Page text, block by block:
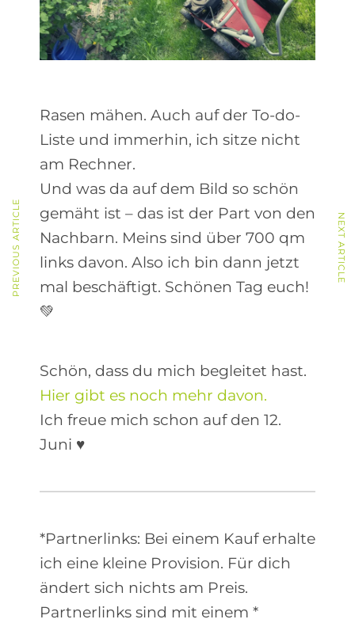
Rasen mähen. Auch auf der To-do-
Liste und immerhin, ich sitze nicht
am Rechner.
Und was da auf dem Bild so schön
gemäht ist – das ist der Part von den
Nachbarn. Meins sind über 700 qm
links davon. Also ich bin dann jetzt
mal beschäftigt. Schönen Tag euch!
💚
Schön, dass du mich begleitet hast.
Hier gibt es noch mehr davon.
Ich freue mich schon auf den 12.
Juni ♥
*Partnerlinks: Bei einem Kauf erhalte
ich eine kleine Provision. Für dich
ändert sich nichts am Preis.
Partnerlinks sind mit einem *
PREVIOUS ARTICLE NEXT ARTICLE